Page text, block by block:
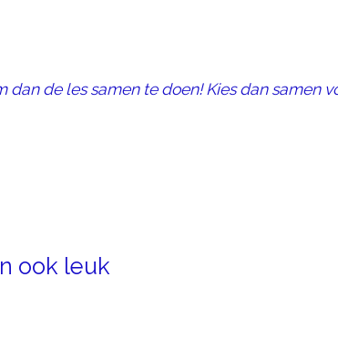
de les samen te doen! Kies dan samen
ook leuk